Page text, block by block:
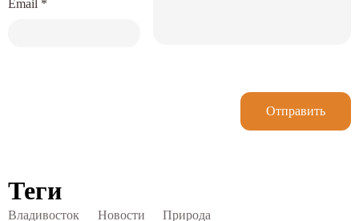
Email *
Отправить
Теги
Владивосток Новости Природа